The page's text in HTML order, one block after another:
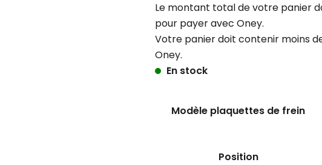
Le montant total de votre panier
pour payer avec Oney.
Votre panier doit contenir moins
Oney.
En stock
Modèle plaquettes de frein
Position